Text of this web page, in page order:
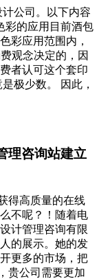
公司。以下内容
彩的应用目前酒包
彩应用范围内，
观念决定的，因
者认可这个套印
极少数。 因此，
理咨询站建立
得高质量的在线
不呢？！随着电
计管理咨询有限
的展示。她的发
更多的市场，把
贵公司需要更加